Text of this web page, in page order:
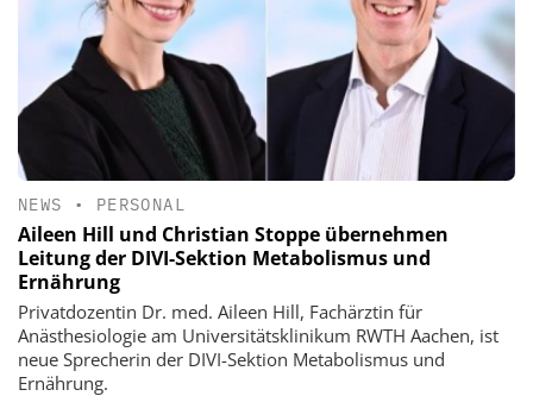
NEWS • PERSONAL
Aileen Hill und Christian Stoppe übernehmen
Leitung der DIVI-Sektion Metabolismus und
Ernährung
Privatdozentin Dr. med. Aileen Hill, Fachärztin für
Anästhesiologie am Universitätsklinikum RWTH Aachen, ist
neue Sprecherin der DIVI-Sektion Metabolismus und
Ernährung.